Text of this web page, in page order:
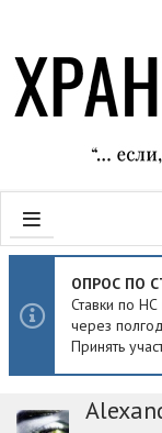
ОПРОС ПО
Ставки по
через
Принять